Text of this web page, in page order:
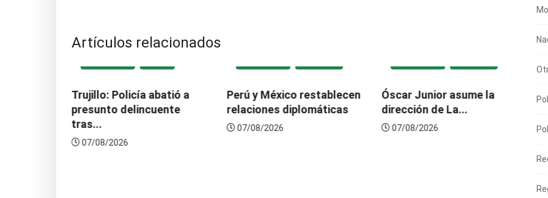
Artículos relacionados
Trujillo: Policía abatió a
presunto delincuente
tras...
07/08/2026
Perú y México restablecen
relaciones diplomáticas
07/08/2026
Óscar Junior asume la
dirección de La...
07/08/2026